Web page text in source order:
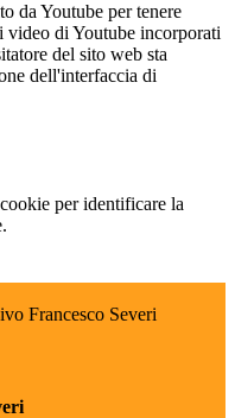
da Youtube per tenere
video di Youtube incorporati
del sito web sta
dell'interfaccia di
per identificare la
Francesco Severi